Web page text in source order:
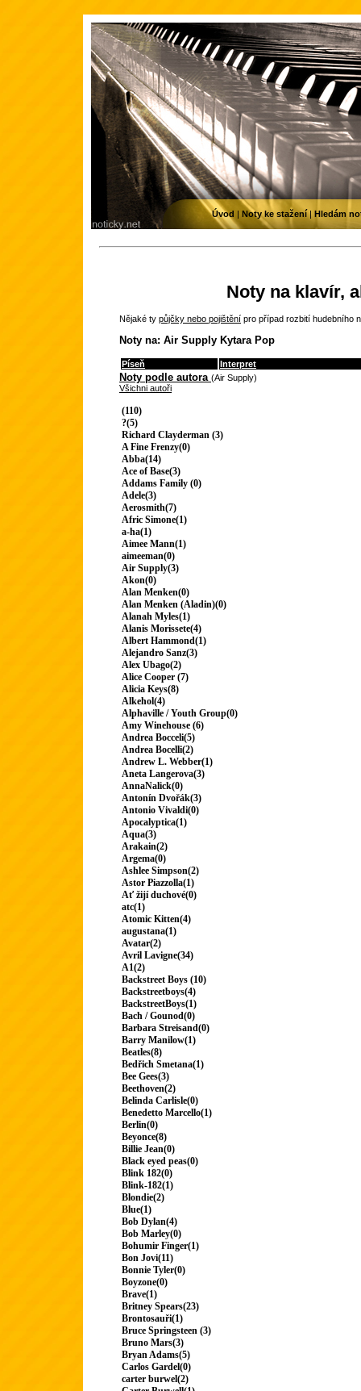
Noty na klavír,
Nějaké ty půjčky nebo pojištění pro případ rozbití hudebního
Noty na: Air Supply Kytara Pop
Píseň Interpret
Noty podle autora (Air Supply)
Všichni autoři
(110)
?(5)
Richard Clayderman (3)
A Fine Frenzy(0)
Abba(14)
Ace of Base(3)
Addams Family (0)
Adele(3)
Aerosmith(7)
Afric Simone(1)
a-ha(1)
Aimee Mann(1)
aimeeman(0)
Air Supply(3)
Akon(0)
Alan Menken(0)
Alan Menken (Aladin)(0)
Alanah Myles(1)
Alanis Morissete(4)
Albert Hammond(1)
Alejandro Sanz(3)
Alex Ubago(2)
Alice Cooper (7)
Alicia Keys(8)
Alkehol(4)
Alphaville / Youth Group(0)
Amy Winehouse (6)
Andrea Bocceli(5)
Andrea Bocelli(2)
Andrew L. Webber(1)
Aneta Langerova(3)
AnnaNalick(0)
Antonín Dvořák(3)
Antonio Vivaldi(0)
Apocalyptica(1)
Aqua(3)
Arakain(2)
Argema(0)
Ashlee Simpson(2)
Astor Piazzolla(1)
Ať žijí duchové(0)
atc(1)
Atomic Kitten(4)
augustana(1)
Avatar(2)
Avril Lavigne(34)
A1(2)
Backstreet Boys (10)
Backstreetboys(4)
BackstreetBoys(1)
Bach / Gounod(0)
Barbara Streisand(0)
Barry Manilow(1)
Beatles(8)
Bedřich Smetana(1)
Bee Gees(3)
Beethoven(2)
Belinda Carlisle(0)
Benedetto Marcello(1)
Berlin(0)
Beyonce(8)
Billie Jean(0)
Black eyed peas(0)
Blink 182(0)
Blink-182(1)
Blondie(2)
Blue(1)
Bob Dylan(4)
Bob Marley(0)
Bohumir Finger(1)
Bon Jovi(11)
Bonnie Tyler(0)
Boyzone(0)
Brave(1)
Britney Spears(23)
Brontosauři(1)
Bruce Springsteen (3)
Bruno Mars(3)
Bryan Adams(5)
Carlos Gardel(0)
carter burwel(2)
Úvod | Noty ke stažení| Hledám